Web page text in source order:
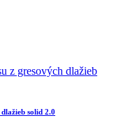
solid 2.0